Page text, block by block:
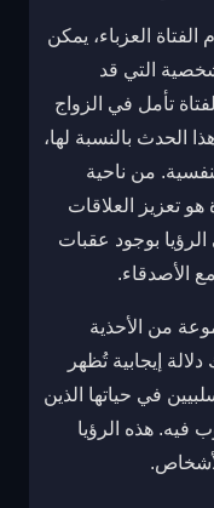
العزباء، يمكن
التي قد
تأمل في الزواج
الحدث بالنسبة لها،
من ناحية
هو تعزيز العلاقات
بوجود عقبات
الأصدقاء.
من الأحذية
إيجابية تُظهر
في حياتها الذين
فيه. هذه الرؤيا